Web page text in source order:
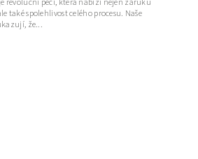
také spolehlivost celého procesu. Naše
že...